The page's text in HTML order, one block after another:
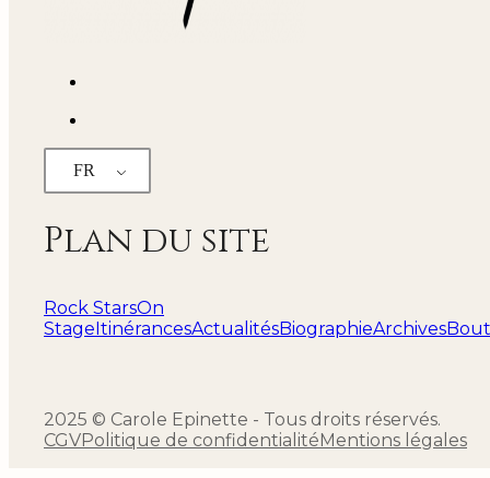
FR
Plan du site
Rock StarsOn
StageItinérancesActualitésBiographieArchives
2025 © Carole Epinette - Tous droits réservés.
CGVPolitique de confidentialitéMentions légales